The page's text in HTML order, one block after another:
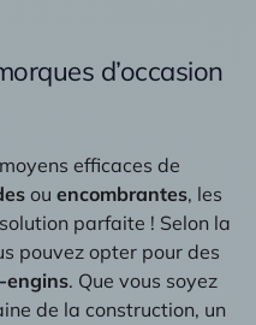
d’occasion
efficaces de
ou encombrantes, les
parfaite ! Selon la
pouvez opter pour des
engins. Que vous soyez
de la construction, un